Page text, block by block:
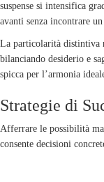
suspense si intensifica
avanti senza incontrare
La particolarità distintiva
bilanciando desiderio e
spicca per l’armonia
Strategie di
Afferrare le possibilità
consente decisioni